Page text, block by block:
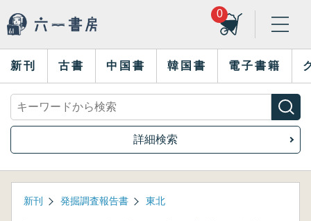
0
新刊 古書 中国書 韓国書 電子書籍
詳細検索
新刊 発掘調査報告書 東北